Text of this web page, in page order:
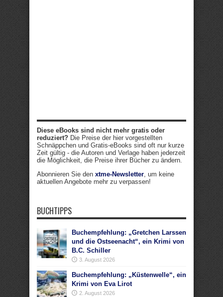
Diese eBooks sind nicht mehr gratis oder
reduziert? Die Preise der hier vorgestellten
Schnäppchen und Gratis-eBooks sind oft nur kurze
Zeit gültig - die Autoren und Verlage haben jederzeit
die Möglichkeit, die Preise ihrer Bücher zu ändern.
Abonnieren Sie den xtme-Newsletter, um keine
aktuellen Angebote mehr zu verpassen!
BUCHTIPPS
Buchempfehlung: „Gretchen Larssen
und die Ostseenacht“, ein Krimi von
B.C. Schiller
3. August 2026
Buchempfehlung: „Küstenwelle“, ein
Krimi von Eva Lirot
2. August 2026